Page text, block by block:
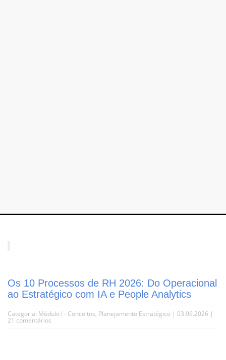
Os 10 Processos de RH 2026: Do Operacional
ao Estratégico com IA e People Analytics
Categoria: Módulo I - Conceitos, Planejamento Estratégico | 03.06.2026 |
21 comentários